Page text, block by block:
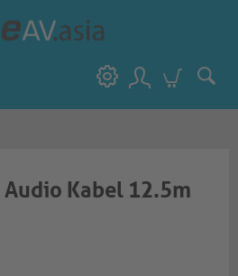
Audio Kabel 12.5m